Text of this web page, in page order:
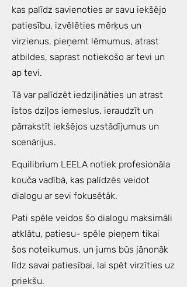
kas palīdz savienoties ar savu iekšējo
patiesību, izvēlēties mērķus un
virzienus, pieņemt lēmumus, atrast
atbildes, saprast notiekošo ar tevi un
ap tevi.
Tā var palīdzēt iedziļināties un atrast
īstos dziļos iemeslus, ieraudzīt un
pārrakstīt iekšējos uzstādījumus un
scenārijus.
Equilibrium LEELA notiek profesionāla
kouča vadībā, kas palīdzēs veidot
dialogu ar sevi fokusētāk.
Pati spēle veidos šo dialogu maksimāli
atklātu, patiesu- spēle pieņem tikai
šos noteikumus, un jums būs jānonāk
līdz savai patiesībai, lai spēt virzīties uz
priekšu.